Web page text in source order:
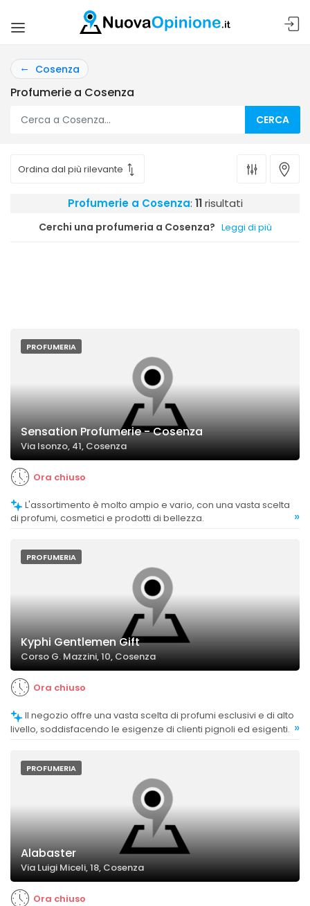
Cosenza
Profumerie a Cosenza
CERCA
Profumerie a Cosenza: 11risultati
Cerchi una profumeria a Cosenza? Leggi di più
PROFUMERIA
Sensation Profumerie - Cosenza
Via Isonzo, 41, Cosenza
Ora chiuso
di profumi, cosmetici e prodotti di bellezza.
»
PROFUMERIA
Kyphi Gentlemen Gift
Corso G. Mazzini, 10, Cosenza
Ora chiuso
livello, soddisfacendo le esigenze di clienti pignoli ed esigenti. »
PROFUMERIA
Alabaster
Via Luigi Miceli, 18, Cosenza
Ora chiuso